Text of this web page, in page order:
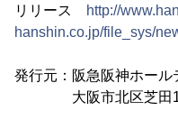
リリース
http://
hanshin.co.jp/file_sys/
発行元：阪急阪神ホール
大阪市北区芝田1-